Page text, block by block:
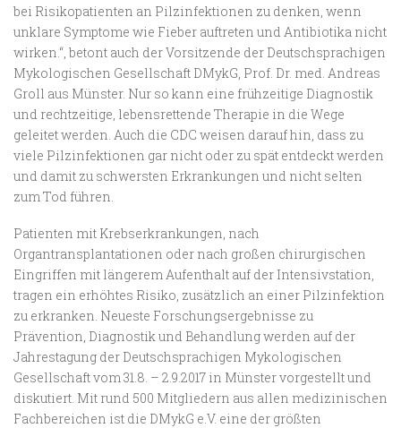
bei Risikopatienten an Pilzinfektionen zu denken, wenn
unklare Symptome wie Fieber auftreten und Antibiotika nicht
wirken.“, betont auch der Vorsitzende der Deutschsprachigen
Mykologischen Gesellschaft DMykG, Prof. Dr. med. Andreas
Groll aus Münster. Nur so kann eine frühzeitige Diagnostik
und rechtzeitige, lebensrettende Therapie in die Wege
geleitet werden. Auch die CDC weisen darauf hin, dass zu
viele Pilzinfektionen gar nicht oder zu spät entdeckt werden
und damit zu schwersten Erkrankungen und nicht selten
zum Tod führen.
Patienten mit Krebserkrankungen, nach
Organtransplantationen oder nach großen chirurgischen
Eingriffen mit längerem Aufenthalt auf der Intensivstation,
tragen ein erhöhtes Risiko, zusätzlich an einer Pilzinfektion
zu erkranken. Neueste Forschungsergebnisse zu
Prävention, Diagnostik und Behandlung werden auf der
Jahrestagung der Deutschsprachigen Mykologischen
Gesellschaft vom 31.8. – 2.9.2017 in Münster vorgestellt und
diskutiert. Mit rund 500 Mitgliedern aus allen medizinischen
Fachbereichen ist die DMykG e.V. eine der größten